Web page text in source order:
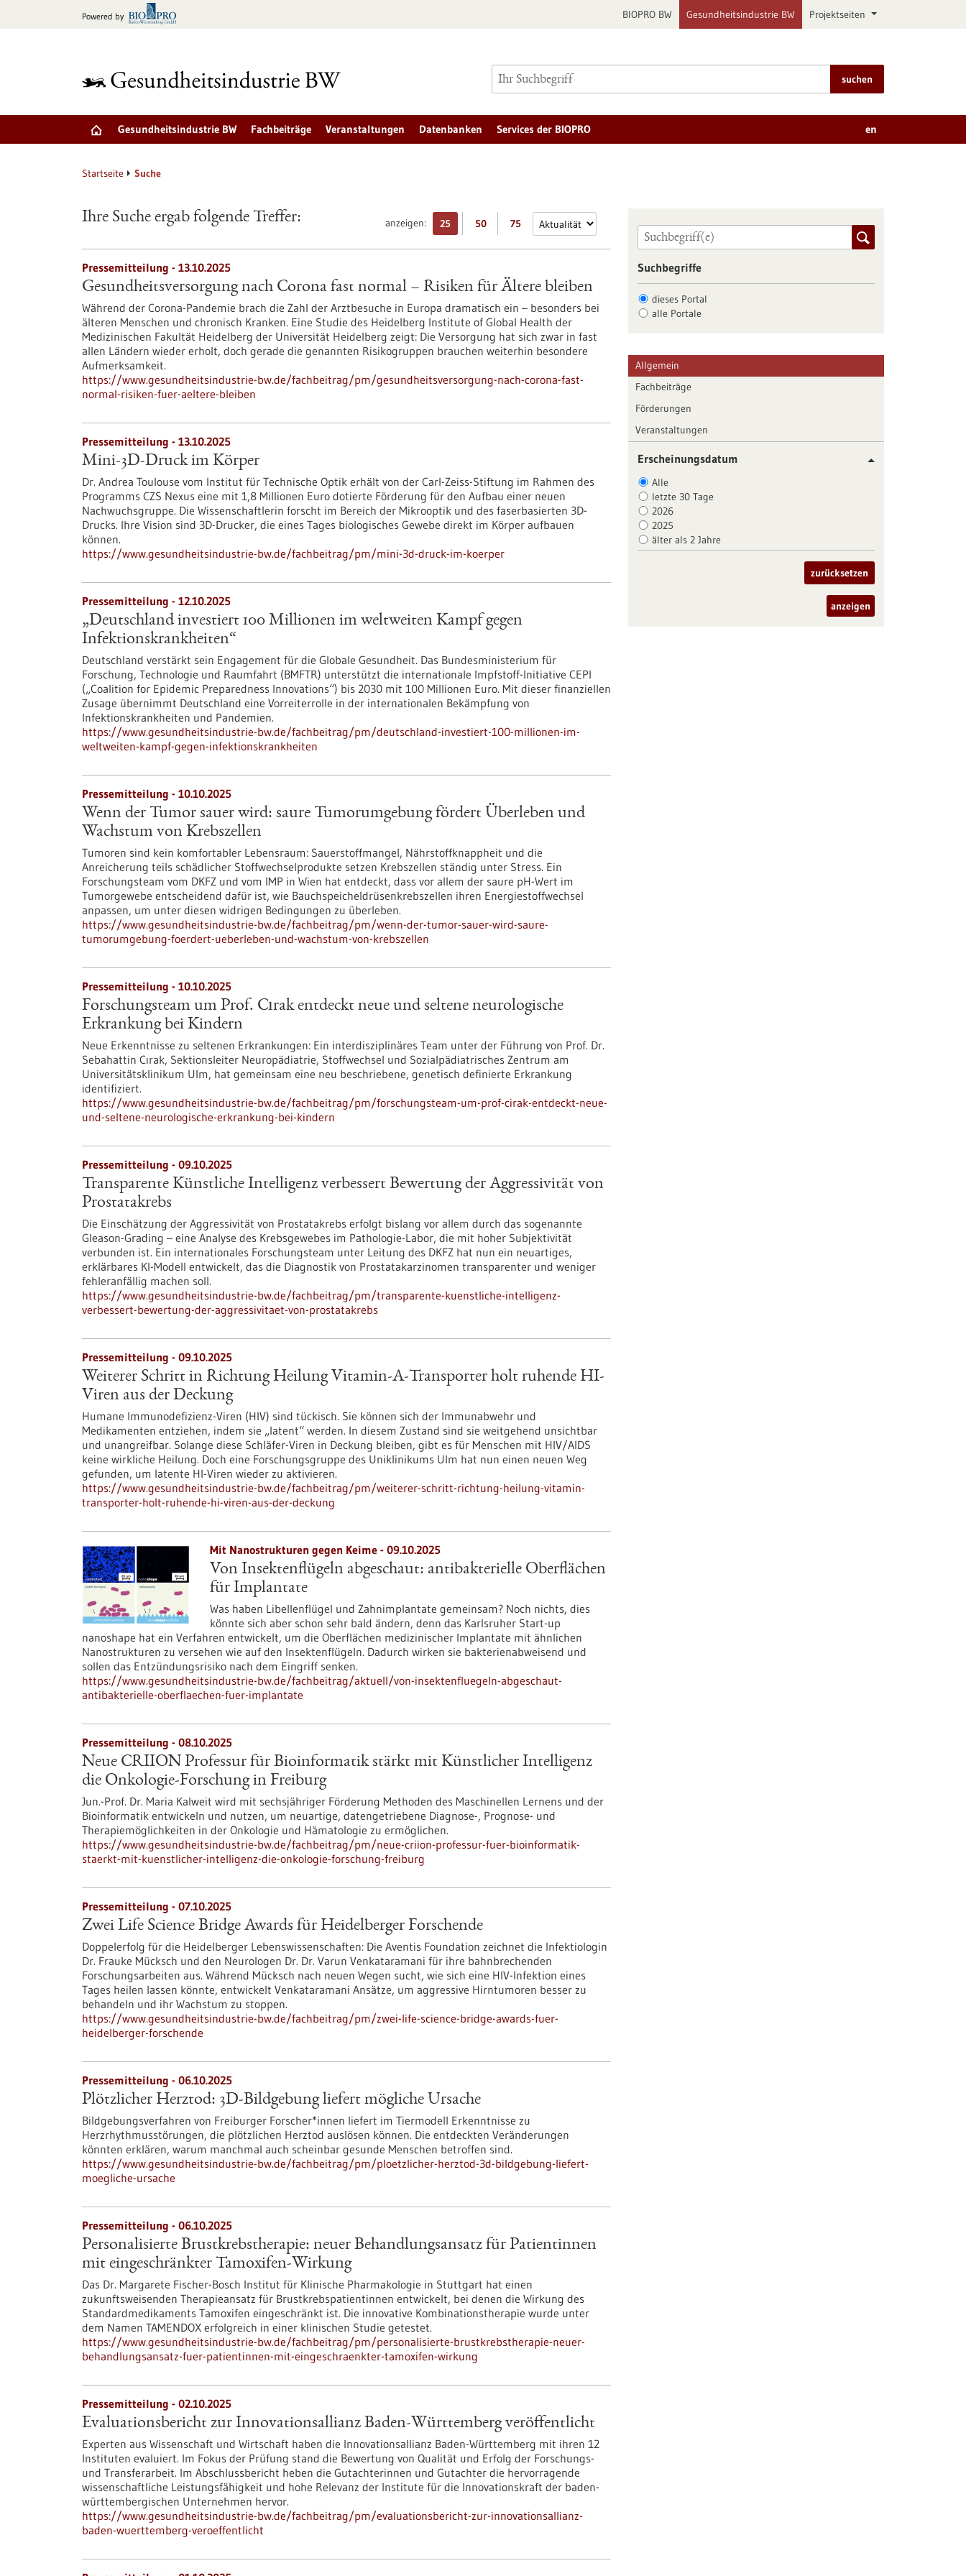
Powered by BIOPRO BW Gesundheitsindustrie BW Projektseiten
suchen
Gesundheitsindustrie BW Fachbeiträge Veranstaltungen Datenbanken Services der BIOPRO en
Startseite Suche
anzeigen: 25 50 75
Ihre Suche ergab folgende Treffer:
Pressemitteilung - 13.10.2025
Gesundheitsversorgung nach Corona fast normal – Risiken für Ältere bleiben
Während der Corona-Pandemie brach die Zahl der Arztbesuche in Europa dramatisch ein – besonders bei
älteren Menschen und chronisch Kranken. Eine Studie des Heidelberg Institute of Global Health der
Medizinischen Fakultät Heidelberg der Universität Heidelberg zeigt: Die Versorgung hat sich zwar in fast
allen Ländern wieder erholt, doch gerade die genannten Risikogruppen brauchen weiterhin besondere
Aufmerksamkeit.
https://www.gesundheitsindustrie-bw.de/fachbeitrag/pm/gesundheitsversorgung-nach-corona-fast-
normal-risiken-fuer-aeltere-bleiben
Pressemitteilung - 13.10.2025
Mini-3D-Druck im Körper
Dr. Andrea Toulouse vom Institut für Technische Optik erhält von der Carl-Zeiss-Stiftung im Rahmen des
Programms CZS Nexus eine mit 1,8 Millionen Euro dotierte Förderung für den Aufbau einer neuen
Nachwuchsgruppe. Die Wissenschaftlerin forscht im Bereich der Mikrooptik und des faserbasierten 3D-
Drucks. Ihre Vision sind 3D-Drucker, die eines Tages biologisches Gewebe direkt im Körper aufbauen
können.
https://www.gesundheitsindustrie-bw.de/fachbeitrag/pm/mini-3d-druck-im-koerper
Pressemitteilung - 12.10.2025
„Deutschland investiert 100 Millionen im weltweiten Kampf gegen
Infektionskrankheiten“
Deutschland verstärkt sein Engagement für die Globale Gesundheit. Das Bundesministerium für
Forschung, Technologie und Raumfahrt (BMFTR) unterstützt die internationale Impfstoff-Initiative CEPI
(„Coalition for Epidemic Preparedness Innovations“) bis 2030 mit 100 Millionen Euro. Mit dieser finanziellen
Zusage übernimmt Deutschland eine Vorreiterrolle in der internationalen Bekämpfung von
Infektionskrankheiten und Pandemien.
https://www.gesundheitsindustrie-bw.de/fachbeitrag/pm/deutschland-investiert-100-millionen-im-
weltweiten-kampf-gegen-infektionskrankheiten
Pressemitteilung - 10.10.2025
Wenn der Tumor sauer wird: saure Tumorumgebung fördert Überleben und
Wachstum von Krebszellen
Tumoren sind kein komfortabler Lebensraum: Sauerstoffmangel, Nährstoffknappheit und die
Anreicherung teils schädlicher Stoffwechselprodukte setzen Krebszellen ständig unter Stress. Ein
Forschungsteam vom DKFZ und vom IMP in Wien hat entdeckt, dass vor allem der saure pH-Wert im
Tumorgewebe entscheidend dafür ist, wie Bauchspeicheldrüsenkrebszellen ihren Energiestoffwechsel
anpassen, um unter diesen widrigen Bedingungen zu überleben.
https://www.gesundheitsindustrie-bw.de/fachbeitrag/pm/wenn-der-tumor-sauer-wird-saure-
tumorumgebung-foerdert-ueberleben-und-wachstum-von-krebszellen
Pressemitteilung - 10.10.2025
Forschungsteam um Prof. Cırak entdeckt neue und seltene neurologische
Erkrankung bei Kindern
Neue Erkenntnisse zu seltenen Erkrankungen: Ein interdisziplinäres Team unter der Führung von Prof. Dr.
Sebahattin Cırak, Sektionsleiter Neuropädiatrie, Stoffwechsel und Sozialpädiatrisches Zentrum am
Universitätsklinikum Ulm, hat gemeinsam eine neu beschriebene, genetisch definierte Erkrankung
identifiziert.
https://www.gesundheitsindustrie-bw.de/fachbeitrag/pm/forschungsteam-um-prof-cirak-entdeckt-neue-
und-seltene-neurologische-erkrankung-bei-kindern
Pressemitteilung - 09.10.2025
Transparente Künstliche Intelligenz verbessert Bewertung der Aggressivität von
Prostatakrebs
Die Einschätzung der Aggressivität von Prostatakrebs erfolgt bislang vor allem durch das sogenannte
Gleason-Grading – eine Analyse des Krebsgewebes im Pathologie-Labor, die mit hoher Subjektivität
verbunden ist. Ein internationales Forschungsteam unter Leitung des DKFZ hat nun ein neuartiges,
erklärbares KI-Modell entwickelt, das die Diagnostik von Prostatakarzinomen transparenter und weniger
fehleranfällig machen soll.
https://www.gesundheitsindustrie-bw.de/fachbeitrag/pm/transparente-kuenstliche-intelligenz-
verbessert-bewertung-der-aggressivitaet-von-prostatakrebs
Pressemitteilung - 09.10.2025
Weiterer Schritt in Richtung Heilung Vitamin-A-Transporter holt ruhende HI-
Viren aus der Deckung
Humane Immunodefizienz-Viren (HIV) sind tückisch. Sie können sich der Immunabwehr und
Medikamenten entziehen, indem sie „latent“ werden. In diesem Zustand sind sie weitgehend unsichtbar
und unangreifbar. Solange diese Schläfer-Viren in Deckung bleiben, gibt es für Menschen mit HIV/AIDS
keine wirkliche Heilung. Doch eine Forschungsgruppe des Uniklinikums Ulm hat nun einen neuen Weg
gefunden, um latente HI-Viren wieder zu aktivieren.
https://www.gesundheitsindustrie-bw.de/fachbeitrag/pm/weiterer-schritt-richtung-heilung-vitamin-
transporter-holt-ruhende-hi-viren-aus-der-deckung
Mit Nanostrukturen gegen Keime - 09.10.2025
Von Insektenflügeln abgeschaut: antibakterielle Oberflächen
für Implantate
Was haben Libellenflügel und Zahnimplantate gemeinsam? Noch nichts, dies
könnte sich aber schon sehr bald ändern, denn das Karlsruher Start-up
nanoshape hat ein Verfahren entwickelt, um die Oberflächen medizinischer Implantate mit ähnlichen
Nanostrukturen zu versehen wie auf den Insektenflügeln. Dadurch wirken sie bakterienabweisend und
sollen das Entzündungsrisiko nach dem Eingriff senken.
https://www.gesundheitsindustrie-bw.de/fachbeitrag/aktuell/von-insektenfluegeln-abgeschaut-
antibakterielle-oberflaechen-fuer-implantate
Pressemitteilung - 08.10.2025
Neue CRIION Professur für Bioinformatik stärkt mit Künstlicher Intelligenz
die Onkologie-Forschung in Freiburg
Jun.-Prof. Dr. Maria Kalweit wird mit sechsjähriger Förderung Methoden des Maschinellen Lernens und der
Bioinformatik entwickeln und nutzen, um neuartige, datengetriebene Diagnose-, Prognose- und
Therapiemöglichkeiten in der Onkologie und Hämatologie zu ermöglichen.
https://www.gesundheitsindustrie-bw.de/fachbeitrag/pm/neue-criion-professur-fuer-bioinformatik-
staerkt-mit-kuenstlicher-intelligenz-die-onkologie-forschung-freiburg
Pressemitteilung - 07.10.2025
Zwei Life Science Bridge Awards für Heidelberger Forschende
Doppelerfolg für die Heidelberger Lebenswissenschaften: Die Aventis Foundation zeichnet die Infektiologin
Dr. Frauke Mücksch und den Neurologen Dr. Dr. Varun Venkataramani für ihre bahnbrechenden
Forschungsarbeiten aus. Während Mücksch nach neuen Wegen sucht, wie sich eine HIV-Infektion eines
Tages heilen lassen könnte, entwickelt Venkataramani Ansätze, um aggressive Hirntumoren besser zu
behandeln und ihr Wachstum zu stoppen.
https://www.gesundheitsindustrie-bw.de/fachbeitrag/pm/zwei-life-science-bridge-awards-fuer-
heidelberger-forschende
Pressemitteilung - 06.10.2025
Plötzlicher Herztod: 3D-Bildgebung liefert mögliche Ursache
Bildgebungsverfahren von Freiburger Forscher*innen liefert im Tiermodell Erkenntnisse zu
Herzrhythmusstörungen, die plötzlichen Herztod auslösen können. Die entdeckten Veränderungen
könnten erklären, warum manchmal auch scheinbar gesunde Menschen betroffen sind.
https://www.gesundheitsindustrie-bw.de/fachbeitrag/pm/ploetzlicher-herztod-3d-bildgebung-liefert-
moegliche-ursache
Pressemitteilung - 06.10.2025
Personalisierte Brustkrebstherapie: neuer Behandlungsansatz für Patientinnen
mit eingeschränkter Tamoxifen-Wirkung
Das Dr. Margarete Fischer-Bosch Institut für Klinische Pharmakologie in Stuttgart hat einen
zukunftsweisenden Therapieansatz für Brustkrebspatientinnen entwickelt, bei denen die Wirkung des
Standardmedikaments Tamoxifen eingeschränkt ist. Die innovative Kombinationstherapie wurde unter
dem Namen TAMENDOX erfolgreich in einer klinischen Studie getestet.
https://www.gesundheitsindustrie-bw.de/fachbeitrag/pm/personalisierte-brustkrebstherapie-neuer-
behandlungsansatz-fuer-patientinnen-mit-eingeschraenkter-tamoxifen-wirkung
Pressemitteilung - 02.10.2025
Evaluationsbericht zur Innovationsallianz Baden-Württemberg veröffentlicht
Experten aus Wissenschaft und Wirtschaft haben die Innovationsallianz Baden-Württemberg mit ihren 12
Instituten evaluiert. Im Fokus der Prüfung stand die Bewertung von Qualität und Erfolg der Forschungs-
und Transferarbeit. Im Abschlussbericht heben die Gutachterinnen und Gutachter die hervorragende
wissenschaftliche Leistungsfähigkeit und hohe Relevanz der Institute für die Innovationskraft der baden-
württembergischen Unternehmen hervor.
https://www.gesundheitsindustrie-bw.de/fachbeitrag/pm/evaluationsbericht-zur-innovationsallianz-
baden-wuerttemberg-veroeffentlicht
Suchbegriffe
dieses Portal
alle Portale
Allgemein
Fachbeiträge
Förderungen
Veranstaltungen
Erscheinungsdatum
Alle
letzte 30 Tage
2026
2025
älter als 2 Jahre
zurücksetzen
anzeigen